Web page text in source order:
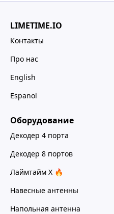
LIMETIME.IO
Контакты
Про нас
English
Espanol
Оборудование
Декодер 4 порта
Декодер 8 портов
Лаймтайм Х 🔥
Навесные антенны
Напольная антенна